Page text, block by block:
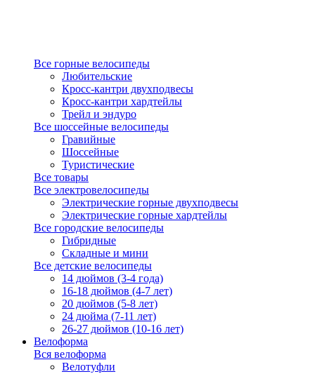
Все горные велосипеды
Любительские
Кросс-кантри двухподвесы
Кросс-кантри хардтейлы
Трейл и эндуро
Все шоссейные велосипеды
Гравийные
Шоссейные
Туристические
Все товары
Все электровелосипеды
Электрические горные двухподвесы
Электрические горные хардтейлы
Все городские велосипеды
Гибридные
Складные и мини
Все детские велосипеды
14 дюймов (3-4 года)
16-18 дюймов (4-7 лет)
20 дюймов (5-8 лет)
24 дюйма (7-11 лет)
26-27 дюймов (10-16 лет)
Велоформа
Вся велоформа
Велотуфли